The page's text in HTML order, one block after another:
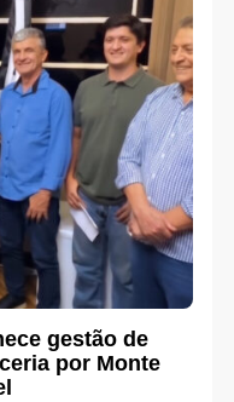
gestão de
por Monte